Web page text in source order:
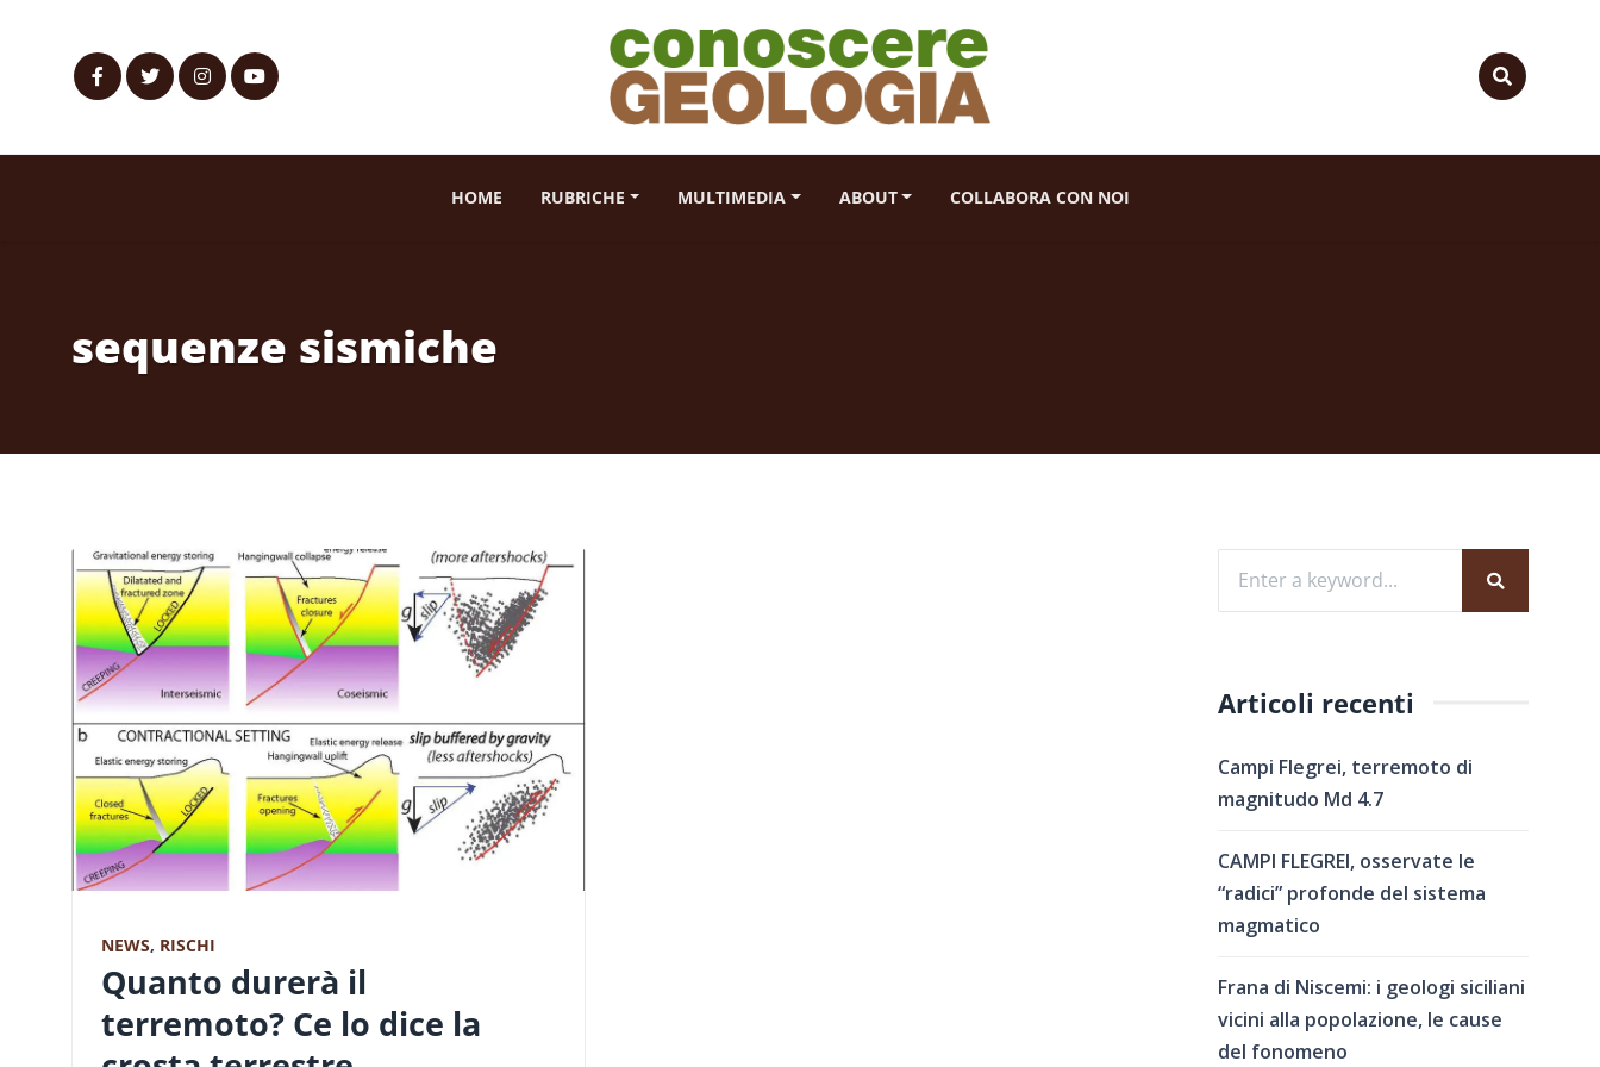
HOME RUBRICHE MULTIMEDIA ABOUT COLLABORA CON NOI
sequenze sismiche
NEWS, RISCHI
Quanto durerà il
terremoto? Ce lo dice la
Articoli recenti
Campi Flegrei, terremoto di
magnitudo Md 4.7
CAMPI FLEGREI, osservate le
“radici” profonde del sistema
magmatico
Frana di Niscemi: i geologi siciliani
vicini alla popolazione, le cause
del fonomeno